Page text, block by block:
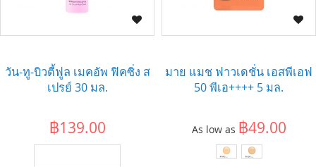
วัน-ทู-บิวตี้ฟูล เมคอัพ ฟิคซิ่ง ส
เปรย์ 30 มล.
฿139.00
มาย แมช ฟาวเดชั่น เอสพีเอฟ
50 พีเอ++++ 5 มล.
As low as ฿49.00